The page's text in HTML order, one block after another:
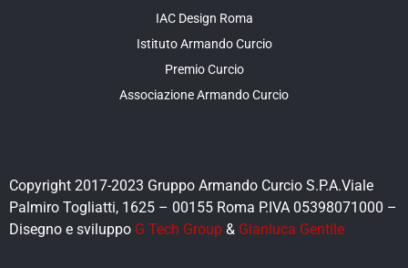
IAC Design Roma
Istituto Armando Curcio
Premio Curcio
Associazione Armando Curcio
Copyright 2017-2023 Gruppo Armando Curcio S.P.A.Viale
Palmiro Togliatti, 1625 – 00155 Roma P.IVA 05398071000 –
Disegno e sviluppo G Tech Group & Gianluca Gentile